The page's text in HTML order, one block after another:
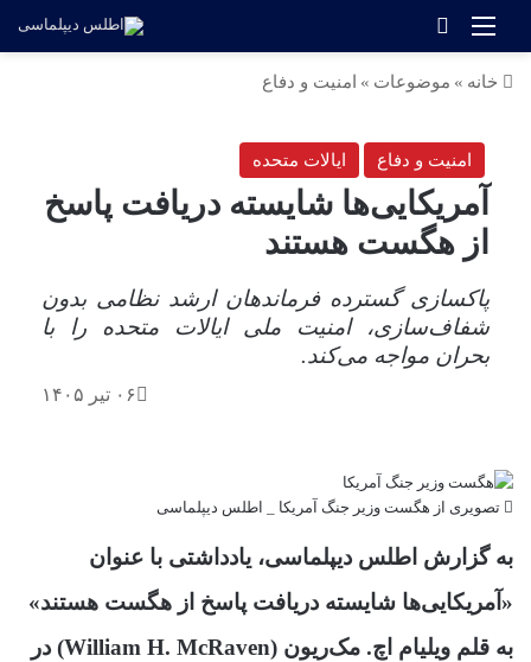
منو
خانه » موضوعات » امنیت و دفاع
امنیت و دفاع ایالات متحده
آمریکایی‌ها شایسته دریافت پاسخ
از هگست هستند
پاکسازی گسترده فرماندهان ارشد نظامی بدون
شفاف‌سازی، امنیت ملی ایالات متحده را با
بحران مواجه می‌کند.
۰۶ تیر ۱۴۰۵
تصویری از هگست وزیر جنگ آمریکا _ اطلس دیپلماسی
به گزارش اطلس دیپلماسی، یادداشتی با عنوان
«آمریکایی‌ها شایسته دریافت پاسخ از هگست هستند»
به قلم ویلیام اچ. مک‌ریون (William H. McRaven) در